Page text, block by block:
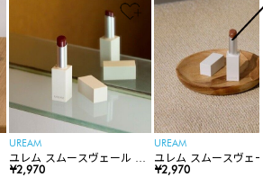
UREAM
ユレム スムースヴェール リ
ップスティック
¥2,970
UREAM
ユレム スムースヴェ
ップスティック
¥2,970